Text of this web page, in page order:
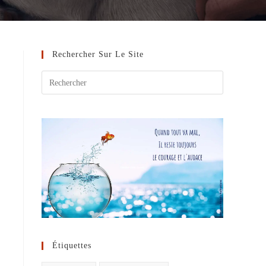
Rechercher Sur Le Site
Étiquettes